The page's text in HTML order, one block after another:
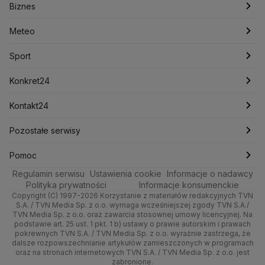
Kryptowaluty
Lotnisko Chopina
Mariusz Błaszczak
Mark Zuckerberg
Ministerstwo Aktywów Państwowych
Ministerstwo Infrastruktury
Ministerstwo Rolnictwa
Ministerstwo Rozwoju i Technologii
Ministerstwo Sportu i Turystyki
Ministerstwo Cyfryzacji
Ministerstwo Edukacji Narodowej
Ministerstwo Finansów
Ministerstwo Klimatu i Środowiska
Ministerstwo Nauki i Szkolnictwa Wyższego
Biznes
Meteo
Sport
Zdrowie
Technologia
Quizy
Tematy
Podcasty
Artykuły
Newslettery
Fakty po Faktach
Fakty o Świecie
Ludzie Faktów
Warszawa
Łódź
Katowice
Kraków
Poznań
Trójmiasto
Kielce
Kujawsko-pomorskie
Lublin
Lubuskie
Biznes
Najnowsze
Notowania
Pieniądze
Nieruchomości
Rynki
Dla firm
Handel
Ze świata
Tech
Moto
Meteo
Pogoda godzinowa
Pogoda długoterminowa
Pogoda na jutro
Pogoda na weekend
Najnowsze
Polska
Prognoza
Świat
Nauka
Sport
Piłka Nożna
Tenis
Kolarstwo
Skoki Narciarskie
Sporty zimowe
Lekkoatletyka
Siatkówka
F1
Konkret24
Najnowsze
Polska
Świat
Polityka
Zdrowie
Tech
Nauka
Kontakt24
Najnowsze
Gorące Tematy
Wyślij zgłoszenie
Pozostałe serwisy
TVN
Dzień Dobry TVN
Uwaga TVN
HGTV
TVN Turbo
Pomoc
Centrum pomocy
Test zgodności
Oglądaj na TV
Zrealizuj voucher
Regulamin serwisu Ustawienia cookie
Informacje o nadawcy
Polityka prywatności
Informacje konsumenckie
Copyright (C) 1997-2026 Korzystanie z materiałów redakcyjnych TVN
S.A. / TVN Media Sp. z o.o. wymaga wcześniejszej zgody TVN S.A./
TVN Media Sp. z o.o. oraz zawarcia stosownej umowy licencyjnej. Na
podstawie art. 25 ust. 1 pkt. 1 b) ustawy o prawie autorskim i prawach
pokrewnych TVN S.A. / TVN Media Sp. z o.o. wyraźnie zastrzega, że
dalsze rozpowszechnianie artykułów zamieszczonych w programach
oraz na stronach internetowych TVN S.A. / TVN Media Sp. z o.o. jest
zabronione.